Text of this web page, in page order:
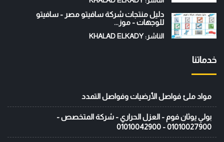
دليل منتجات شركة سافيتو مصر - سافيتو
للوجهات - موز...
الناشر: KHALAD ELKADY
خدماتنا
مواد ملئ فواصل الأرضيات وفواصل التمدد
بولي يوثان فوم - العزل الحراري - شركة المتخصص -
01010027900 - 01010042900